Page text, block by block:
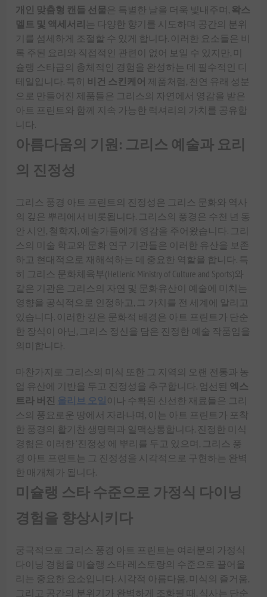
개인 맞춤형 캔들 선물 은 특별한 날을 더욱 빛내주며, 왁스
멜트 및 액세서리 는 다양한 향기를 시도하며 공간의 분위
기를 섬세하게 조절할 수 있게 합니다. 이러한 요소들은 비
록 주된 요리와 직접적인 관련이 없어 보일 수 있지만, 미
슐랭 스타급의 총체적인 경험을 완성하는 데 필수적인 디
테일입니다. 특히 비건 스킨케어 제품처럼, 천연 유래 성분
으로 만들어진 제품들은 그리스의 자연에서 영감을 받은
아트 프린트와 함께 지속 가능한 럭셔리의 가치를 공유합
니다.
아름다움의 기원: 그리스 예술과 요리
의 진정성
그리스 풍경 아트 프린트의 진정성은 그리스 문화와 역사
의 깊은 뿌리에서 비롯됩니다. 그리스의 풍경은 수천 년 동
안 시인, 철학자, 예술가들에게 영감을 주어왔습니다. 그리
스의 미술 학교와 문화 연구 기관들은 이러한 유산을 보존
하고 현대적으로 재해석하는 데 중요한 역할을 합니다. 특
히 그리스 문화체육부(Hellenic Ministry of Culture and Sports)와
같은 기관은 그리스의 자연 및 문화유산이 예술에 미치는
영향을 공식적으로 인정하고, 그 가치를 전 세계에 알리고
있습니다. 이러한 깊은 문화적 배경은 아트 프린트가 단순
한 장식이 아닌, 그리스 정신을 담은 진정한 예술 작품임을
의미합니다.
마찬가지로 그리스의 미식 또한 그 지역의 오랜 전통과 농
업 유산에 기반을 두고 진정성을 추구합니다. 엄선된 엑스
트라 버진 올리브 오일 이나 수확된 신선한 재료들은 그리
스의 풍요로운 땅에서 자라나며, 이는 아트 프린트가 포착
한 풍경의 활기찬 생명력과 일맥상통합니다. 진정한 미식
경험은 이러한 '진정성'에 뿌리를 두고 있으며, 그리스 풍
경 아트 프린트는 그 진정성을 시각적으로 구현하는 완벽
한 매개체가 됩니다.
미슐랭 스타 수준으로 가정식 다이닝
경험을 향상시키다
궁극적으로 그리스 풍경 아트 프린트는 여러분의 가정식
다이닝 경험을 미슐랭 스타 레스토랑의 수준으로 끌어올
리는 중요한 요소입니다. 시각적 아름다움, 미식의 즐거움,
그리고 공간의 분위기가 완벽하게 조화될 때, 식사는 단순